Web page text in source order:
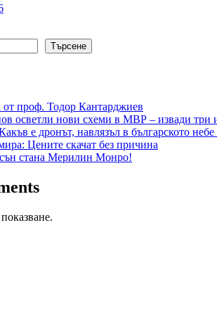
Търсене
проф. Тодор Кантарджиев
осветли нови схеми в МВР – извади три
е дронът, навлязъл в българското
Цените скачат без причина
стана Мерилин Монро!